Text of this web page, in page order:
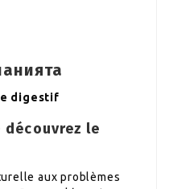
digestif
découvrez le
aux problèmes